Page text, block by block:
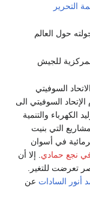
التحرير
حول العالم
للجيش
السوفيتي
السوفيتي الى
والتنمية
التي بنيت
في أسوان
في نجع حمادي . إلا أن
تعرضت للتغير.
أنور السادات عن